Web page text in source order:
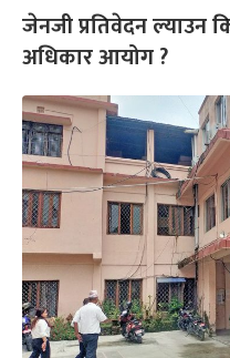
जेनजी प्रतिवेदन ल्याउन
अधिकार आयोग ?